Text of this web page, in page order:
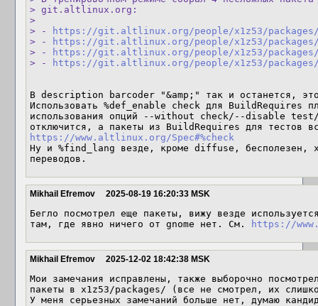
> git.altlinux.org:
>
> -
https://git.altlinux.org/people/x1z53/
> -
https://git.altlinux.org/people/x1z53/
> -
https://git.altlinux.org/people/x1z53/
> -
https://git.altlinux.org/people/x1z53/
В description barcoder "&amp;" так и останется,
Использовать %def_enable check для BuildRequires
использования опций --without check/--disable
https://www.altlinux.org/Spec#%check
Ну и %find_lang везде, кроме diffuse, бесполезен,
переводов.
Mikhail Efremov 2025-08-19 16:20:33 MSK
Бегло посмотрел еще пакеты, вижу везде
там, где явно ничего от gnome нет. См.
https://
Mikhail Efremov 2025-12-02 18:42:38 MSK
Мои замечания исправлены, также выборочно
пакеты в x1z53/packages/ (все не смотрел, их
У меня серьезных замечаний больше нет, думаю